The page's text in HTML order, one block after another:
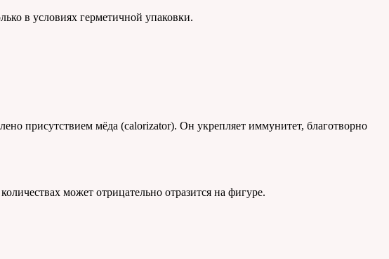
в условиях герметичной упаковки.
присутствием мёда (calorizator). Он укрепляет иммунитет, благотворно
может отрицательно отразится на фигуре.